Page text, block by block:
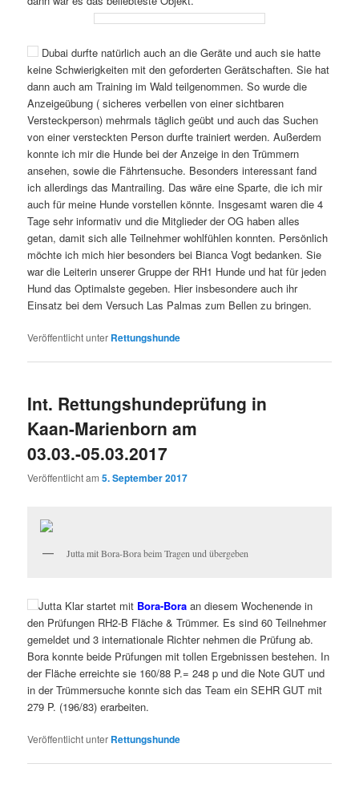
Dubai durfte natürlich auch an die Geräte und auch sie hatte
keine Schwierigkeiten mit den geforderten Gerätschaften. Sie hat
dann auch am Training im Wald teilgenommen. So wurde die
Anzeigeübung ( sicheres verbellen von einer sichtbaren
Versteckperson) mehrmals täglich geübt und auch das Suchen
von einer versteckten Person durfte trainiert werden. Außerdem
konnte ich mir die Hunde bei der Anzeige in den Trümmern
ansehen, sowie die Fährtensuche. Besonders interessant fand
ich allerdings das Mantrailing. Das wäre eine Sparte, die ich mir
auch für meine Hunde vorstellen könnte. Insgesamt waren die 4
Tage sehr informativ und die Mitglieder der OG haben alles
getan, damit sich alle Teilnehmer wohlfühlen konnten. Persönlich
möchte ich mich hier besonders bei Bianca Vogt bedanken. Sie
war die Leiterin unserer Gruppe der RH1 Hunde und hat für jeden
Hund das Optimalste gegeben. Hier insbesondere auch ihr
Einsatz bei dem Versuch Las Palmas zum Bellen zu bringen.
Veröffentlicht unter Rettungshunde
Int. Rettungshundeprüfung in
Kaan-Marienborn am
03.03.-05.03.2017
Veröffentlicht am5. September 2017
Jutta mit Bora-Bora beim Tragen und übergeben
Jutta Klar startet mit Bora-Bora an diesem Wochenende in
den Prüfungen RH2-B Fläche & Trümmer. Es sind 60 Teilnehmer
gemeldet und 3 internationale Richter nehmen die Prüfung ab.
Bora konnte beide Prüfungen mit tollen Ergebnissen bestehen. In
der Fläche erreichte sie 160/88 P.= 248 p und die Note GUT und
in der Trümmersuche konnte sich das Team ein SEHR GUT mit
279 P. (196/83) erarbeiten.
Veröffentlicht unter Rettungshunde